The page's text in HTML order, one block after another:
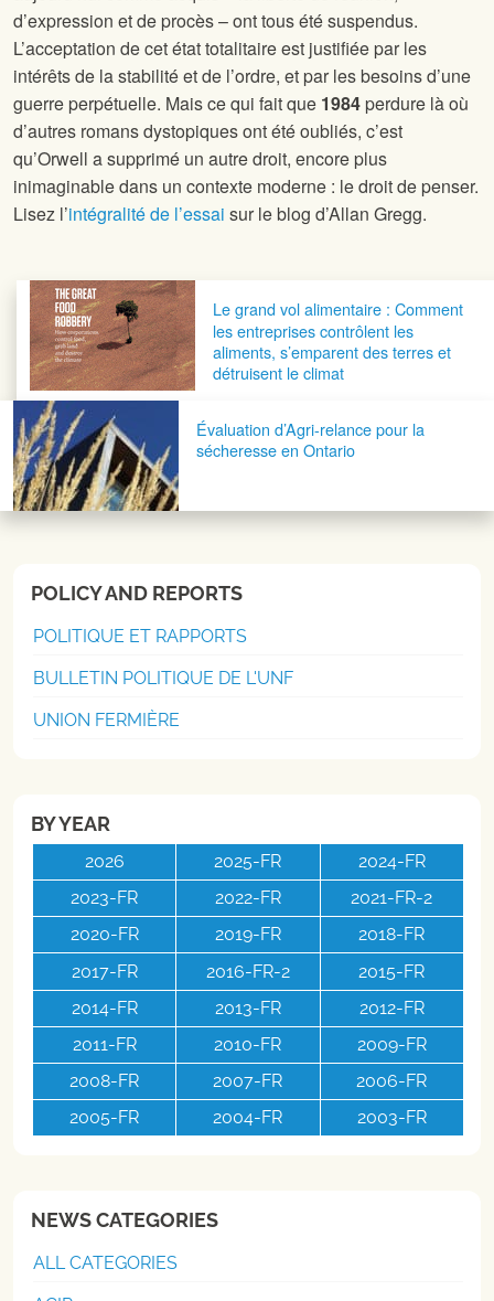
d’expression et de procès – ont tous été suspendus.
L’acceptation de cet état totalitaire est justifiée par les
intérêts de la stabilité et de l’ordre, et par les besoins d’une
guerre perpétuelle. Mais ce qui fait que 1984perdure là où
d’autres romans dystopiques ont été oubliés, c’est
qu’Orwell a supprimé un autre droit, encore plus
inimaginable dans un contexte moderne : le droit de penser.
Lisez l’intégralité de l’essai sur le blog d’Allan Gregg.
Navigation postaleLe grand vol alimentaire : Comment
les entreprises contrôlent les
aliments, s’emparent des terres et
détruisent le climat
Évaluation d’Agri-relance pour la
sécheresse en Ontario
POLICY AND REPORTS
POLITIQUE ET RAPPORTS
BULLETIN POLITIQUE DE L'UNF
UNION FERMIÈRE
BY YEAR
2026 2025-FR
2024-FR
2023-FR
2022-FR
2021-FR-2
2020-FR
2019-FR
2018-FR
2017-FR
2016-FR-2
2015-FR
2014-FR
2013-FR
2012-FR
2011-FR
2010-FR
2009-FR
2008-FR
2007-FR
2006-FR
2005-FR
2004-FR 2003-FR
NEWS CATEGORIES
ALL CATEGORIES